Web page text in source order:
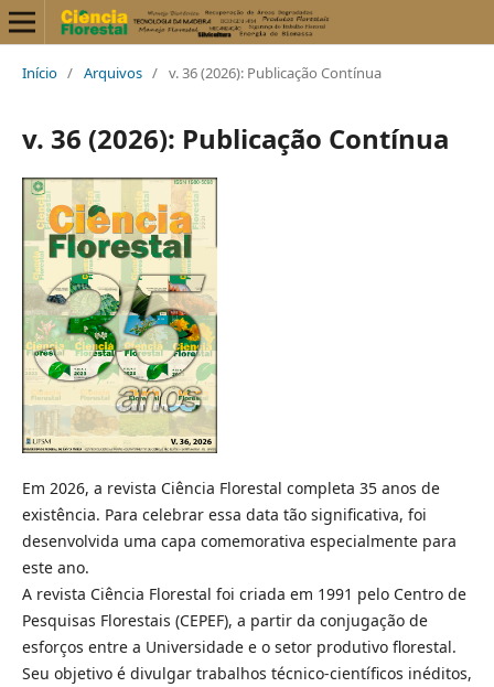
Início / Arquivos / v. 36 (2026): Publicação Contínua
v. 36 (2026): Publicação Contínua
Em 2026, a revista Ciência Florestal completa 35 anos de
existência. Para celebrar essa data tão significativa, foi
desenvolvida uma capa comemorativa especialmente para
este ano.
A revista Ciência Florestal foi criada em 1991 pelo Centro de
Pesquisas Florestais (CEPEF), a partir da conjugação de
esforços entre a Universidade e o setor produtivo florestal.
Seu objetivo é divulgar trabalhos técnico-científicos inéditos,